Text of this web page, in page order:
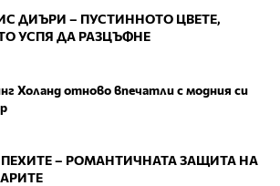
ДИЪРИ – ПУСТИННОТО ЦВЕТЕ,
УСПЯ ДА РАЗЦЪФНЕ
Холанд отново впечатли с модния си
– РОМАНТИЧНАТА ЗАЩИТА НА